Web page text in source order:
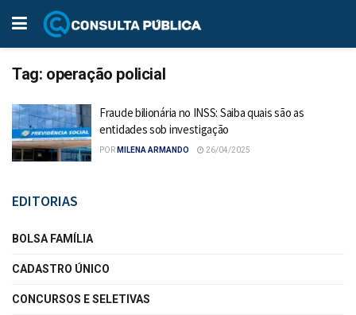
Tag: operação policial
Fraude bilionária no INSS: Saiba quais são as
entidades sob investigação
POR MILENA ARMANDO 26/04/2025
EDITORIAS
BOLSA FAMÍLIA
CADASTRO ÚNICO
CONCURSOS E SELETIVAS